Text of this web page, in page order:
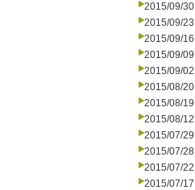
2015/09/30
2015/09/23
2015/09/16
2015/09/09
2015/09/02
2015/08/20
2015/08/19
2015/08/12
2015/07/29
2015/07/28
2015/07/22
2015/07/17